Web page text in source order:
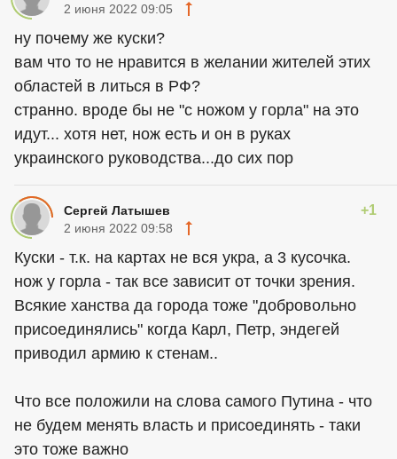
2 июня 2022 09:05
ну почему же куски?
вам что то не нравится в желании жителей этих
областей в литься в РФ?
странно. вроде бы не "с ножом у горла" на это
идут... хотя нет, нож есть и он в руках
украинского руководства...до сих пор
Сергей Латышев +1
2 июня 2022 09:58
Куски - т.к. на картах не вся укра, а 3 кусочка.
нож у горла - так все зависит от точки зрения.
Всякие ханства да города тоже "добровольно
присоединялись" когда Карл, Петр, эндегей
приводил армию к стенам..
Что все положили на слова самого Путина - что
не будем менять власть и присоединять - таки
это тоже важно